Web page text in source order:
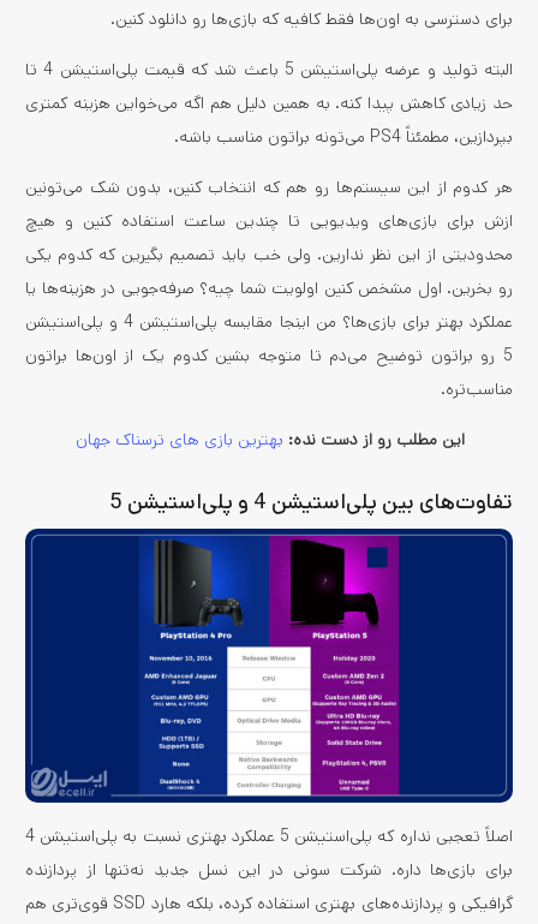
برای دسترسی به اون‌ها فقط کافیه که بازی‌ها رو دانلود کنین.
البته تولید و عرضه پلی‌استیشن 5 باعث شد که قیمت پلی‌استیشن 4 تا
حد زیادی کاهش پیدا کنه. به همین دلیل هم اگه می‌خواین هزینه کمتری
بپردازین، مطمئناً PS4 می‌تونه براتون مناسب باشه.
هر کدوم از این سیستم‌ها رو هم که انتخاب کنین، بدون شک می‌تونین
ازش برای بازی‌های ویدیویی تا چندین ساعت استفاده کنین و هیچ
محدودیتی از این نظر ندارین. ولی خب باید تصمیم بگیرین که کدوم یکی
رو بخرین. اول مشخص کنین اولویت شما چیه؟ صرفه‌جویی در هزینه‌ها یا
عملکرد بهتر برای بازی‌ها؟ من اینجا مقایسه پلی‌استیشن 4 و پلی‌استیشن
5 رو براتون توضیح می‌دم تا متوجه بشین کدوم یک از اون‌ها براتون
مناسب‌تره.
این مطلب رو از دست نده: بهترین بازی های ترسناک جهان
تفاوت‌های بین پلی‌استیشن 4 و پلی‌استیشن 5
اصلاً تعجبی نداره که پلی‌استیشن 5 عملکرد بهتری نسبت به پلی‌استیشن 4
برای بازی‌ها داره. شرکت سونی در این نسل جدید نه‌تنها از پردازنده
گرافیکی و پردازنده‌های بهتری استفاده کرده، بلکه هارد SSD قوی‌تری هم